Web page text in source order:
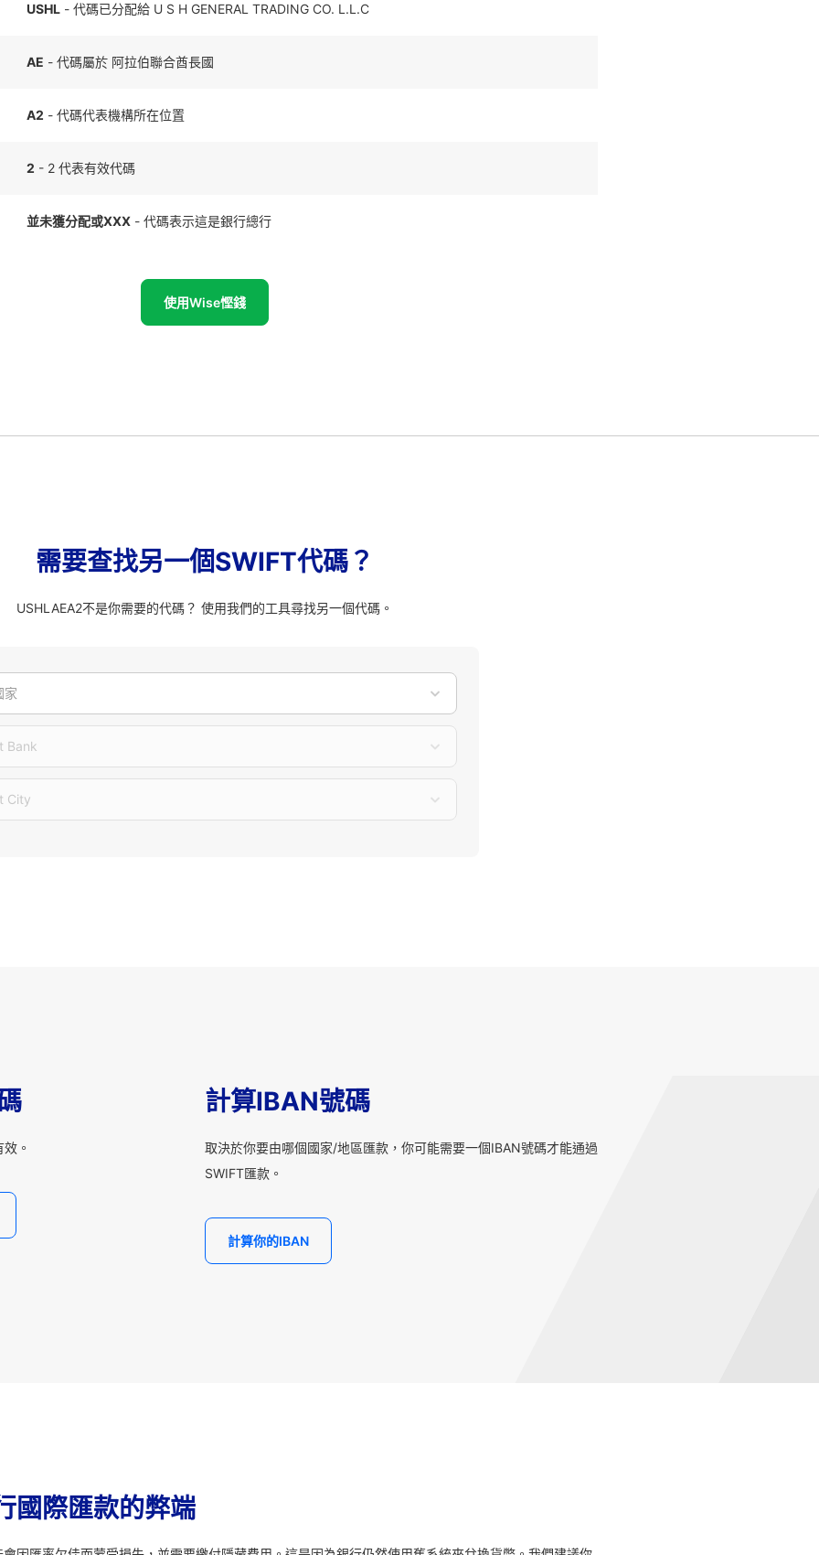
USHL - 代碼已分配給 U S H GENERAL TRADING CO. L.L.C
AE - 代碼屬於 阿拉伯聯合酋長國
A2 - 代碼代表機構所在位置
2 - 2 代表有效代碼
並未獲分配或XXX - 代碼表示這是銀行總行
使用Wise慳錢
需要查找另一個SWIFT代碼？
USHLAEA2不是你需要的代碼？ 使用我們的工具尋找另一個代碼。
家
Bank
City
。
計算IBAN號碼
取決於你要由哪個國家/地區匯款，你可能需要一個IBAN號碼才能通過
SWIFT匯款。
計算你的IBAN
國際匯款的弊端